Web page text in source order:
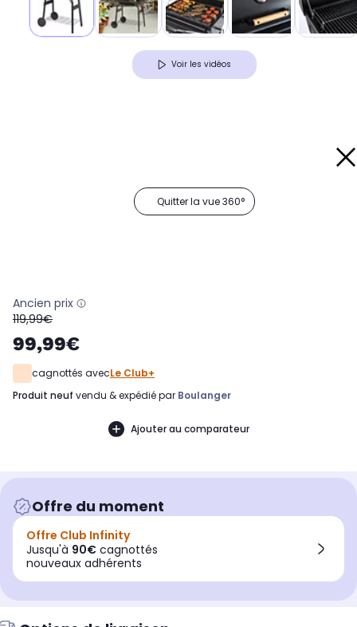
Voir les vidéos
Quitter la vue 360°
Ancien prix
oldPrice
119,99€
99,99€
cagnottés avecLe Club+
produit neuf vendu & expédié par Boulanger
Ajouter au comparateur
Offre du moment
Offre Club Infinity
Jusqu'à 90€ cagnottés
nouveaux adhérents